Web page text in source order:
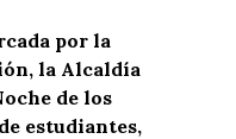
por la
la Alcaldía
de los
estudiantes,